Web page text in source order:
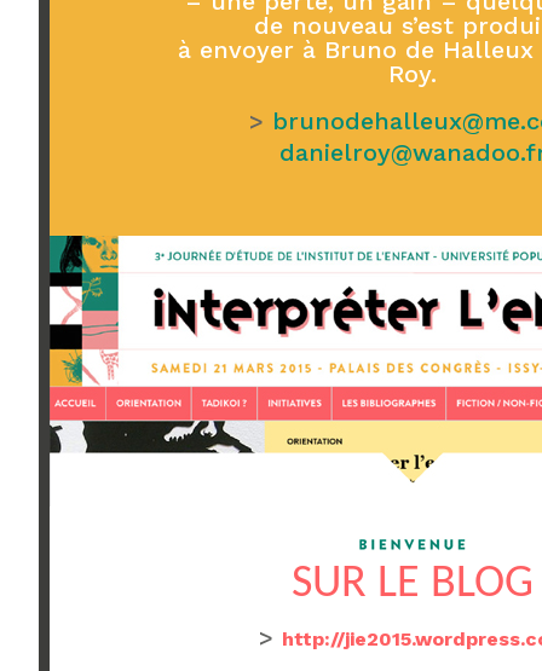
de nouveau s’est
à envoyer à Bruno de Halleux
Roy.
>
SUR LE BLOG
> http://